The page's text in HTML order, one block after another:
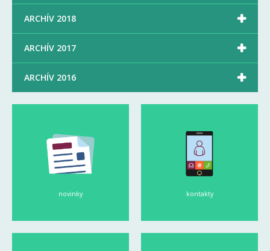
ARCHÍV 2018 
ARCHÍV 2017 
ARCHÍV 2016 
novinky kontakty